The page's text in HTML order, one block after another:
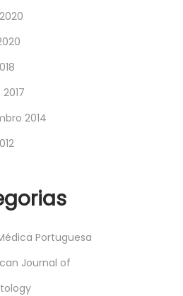
2014
Portuguesa
Journal of